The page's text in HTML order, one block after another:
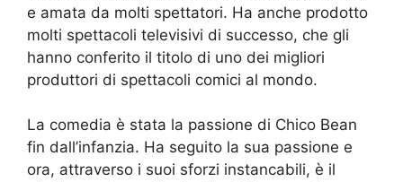
e amata da molti spettatori. Ha anche prodotto
molti spettacoli televisivi di successo, che gli
hanno conferito il titolo di uno dei migliori
produttori di spettacoli comici al mondo.
La comedia è stata la passione di Chico Bean
fin dall’infanzia. Ha seguito la sua passione e
ora, attraverso i suoi sforzi instancabili, è il